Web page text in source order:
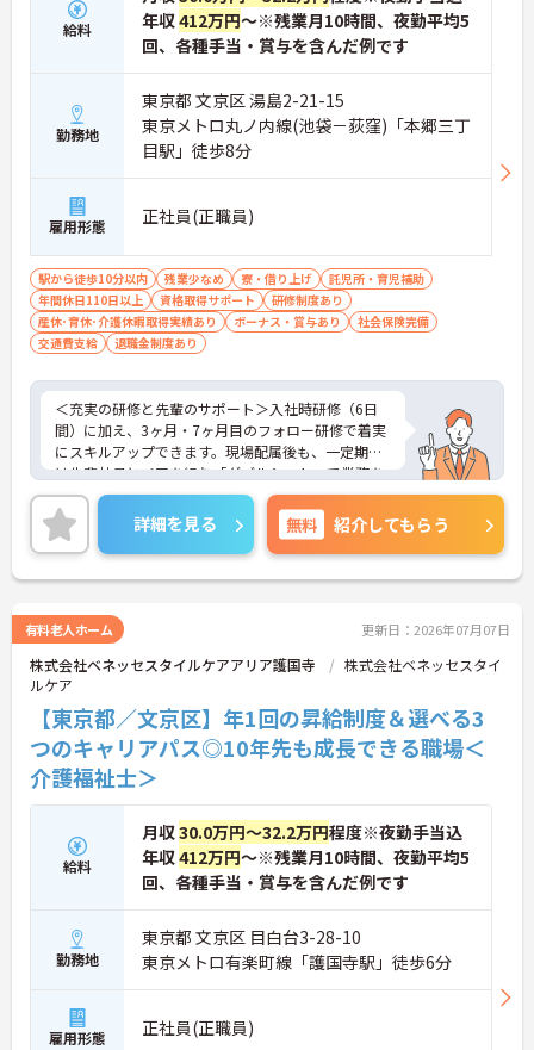
給料
年収412万円～※残業月10時間、夜勤平均5
回、各種手当・賞与を含んだ例です
勤務地
東京都 文京区 湯島2-21-15
東京メトロ丸ノ内線(池袋－荻窪)「本郷三丁
目駅」徒歩8分
雇用形態 正社員(正職員)
駅から徒歩10分以内 残業少なめ 寮・借り上げ
託児所・育児補助
年間休日110日以上
資格取得サポート
研修制度あり
産休･育休･介護休暇取得実績あり
ボーナス・賞与あり
社会保険完備
交通費支給
退職金制度あり
＜充実の研修と先輩のサポート＞入社時研修（6日
間）に加え、3ヶ月・7ヶ月目のフォロー研修で着実
にスキルアップできます。現場配属後も、一定期間
は先輩社員とペアを組む「ダブルシフト」で業務を
習得できるので、一人で抱え込むことはありませ
ん。
＜頑張りが給与に直結！専門性を磨いて年収アップ
＞経験やスキルがしっかり給与に反映される仕組み
です。定期昇給に加え、独自の社内専門資格制度
の専門性を認定されると、1資格につき月給＋1万円
（最大4万円）の手当がつきます。キャリアアップす
れば年収UPも目指せるため、高いモチベーションで
働き続けられます。
＜家族も嬉しい！ベネッセグループならではの手厚
い福利厚生＞ご家族も支える制度が満載♪産休・育
休の取得実績も多数あり、ライフステージが変わっ
ても長く安心して働き続けられる環境が整っていま
す。
詳細を見る 無料 紹介してもらう
有料老人ホーム 更新日：2026年07月07日
株式会社ベネッセスタイルケアアリア護国寺
株式会社ベネッセスタイ
ルケア
【東京都／文京区】年1回の昇給制度＆選べる3
つのキャリアパス◎10年先も成長できる職場＜
介護福祉士＞
給料
月収30.0万円～32.2万円程度※夜勤手当込
年収412万円～※残業月10時間、夜勤平均5
回、各種手当・賞与を含んだ例です
勤務地
東京都 文京区 目白台3-28-10
東京メトロ有楽町線「護国寺駅」徒歩6分
雇用形態 正社員(正職員)